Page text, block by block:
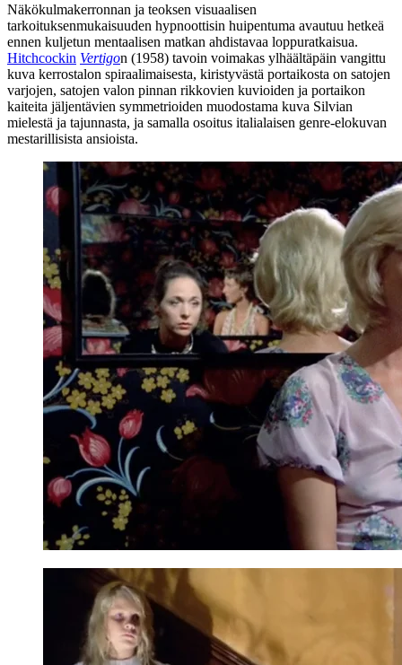
Näkökulmakerronnan ja teoksen visuaalisen
tarkoituksenmukaisuuden hypnoottisin huipentuma avautuu hetkeä
ennen kuljetun mentaalisen matkan ahdistavaa loppuratkaisua.
Hitchcockin Vertigon (1958) tavoin voimakas ylhäältäpäin vangittu
kuva kerrostalon spiraalimaisesta, kiristyvästä portaikosta on satojen
varjojen, satojen valon pinnan rikkovien kuvioiden ja portaikon
kaiteita jäljentävien symmetrioiden muodostama kuva Silvian
mielestä ja tajunnasta, ja samalla osoitus italialaisen genre-elokuvan
mestarillisista ansioista.